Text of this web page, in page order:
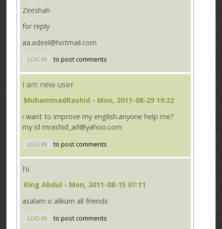
Zeeshah
for reply
aa.adeel@hotmail.com
LOG IN to post comments
i am new user
MuhammadRashid - Mon, 2011-08-29 19:22
i want to improve my english.anyone help me?
my id mrashid_arl@yahoo.com
LOG IN to post comments
hi
King Abdul - Mon, 2011-08-15 07:11
asalam o alikum all friends
LOG IN to post comments